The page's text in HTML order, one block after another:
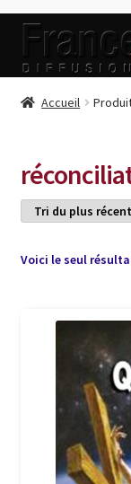
Aller
la
Aller
contenu
Accueil
Caisse
Conditions de
Connection
Listes d’Envies
Livres de Peter
Livres de
Login Customizer
Newsletter
Accueil
Voici le seul